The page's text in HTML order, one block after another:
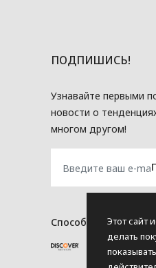
ПОДПИШИСЬ!
Узнавайте первыми
новости о
многом другом!
Способы оплаты
Этот сайт
делать